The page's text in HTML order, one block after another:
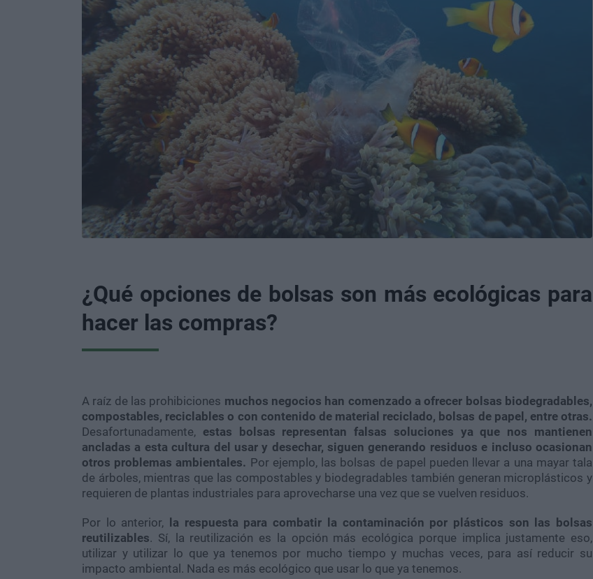
¿Qué opciones de bolsas son más ecológicas para
hacer las compras?
A raíz de las prohibiciones muchos negocios han comenzado a ofrecer bolsas biodegradables,
compostables, reciclables o con contenido de material reciclado, bolsas de papel, entre otras.
Desafortunadamente, estas bolsas representan falsas soluciones ya que nos mantienen
ancladas a esta cultura del usar y desechar, siguen generando residuos e incluso ocasionan
otros problemas ambientales. Por ejemplo, las bolsas de papel pueden llevar a una mayar tala
de árboles, mientras que las compostables y biodegradables también generan microplásticos y
requieren de plantas industriales para aprovecharse una vez que se vuelven residuos.
Por lo anterior, la respuesta para combatir la contaminación por plásticos son las bolsas
reutilizables. Sí, la reutilización es la opción más ecológica porque implica justamente eso,
utilizar y utilizar lo que ya tenemos por mucho tiempo y muchas veces, para así reducir su
impacto ambiental. Nada es más ecológico que usar lo que ya tenemos.